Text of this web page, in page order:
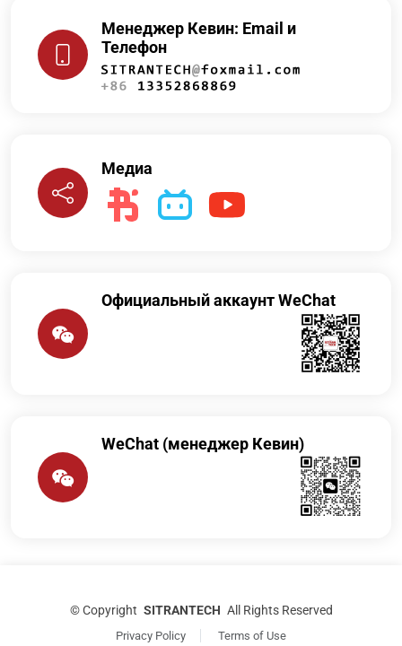
Менеджер Кевин: Email и
Телефон
Медиа
Официальный аккаунт WeChat
WeChat (менеджер Кевин)
©Copyright SITRANTECH All Rights Reserved
Privacy Policy Terms of Use